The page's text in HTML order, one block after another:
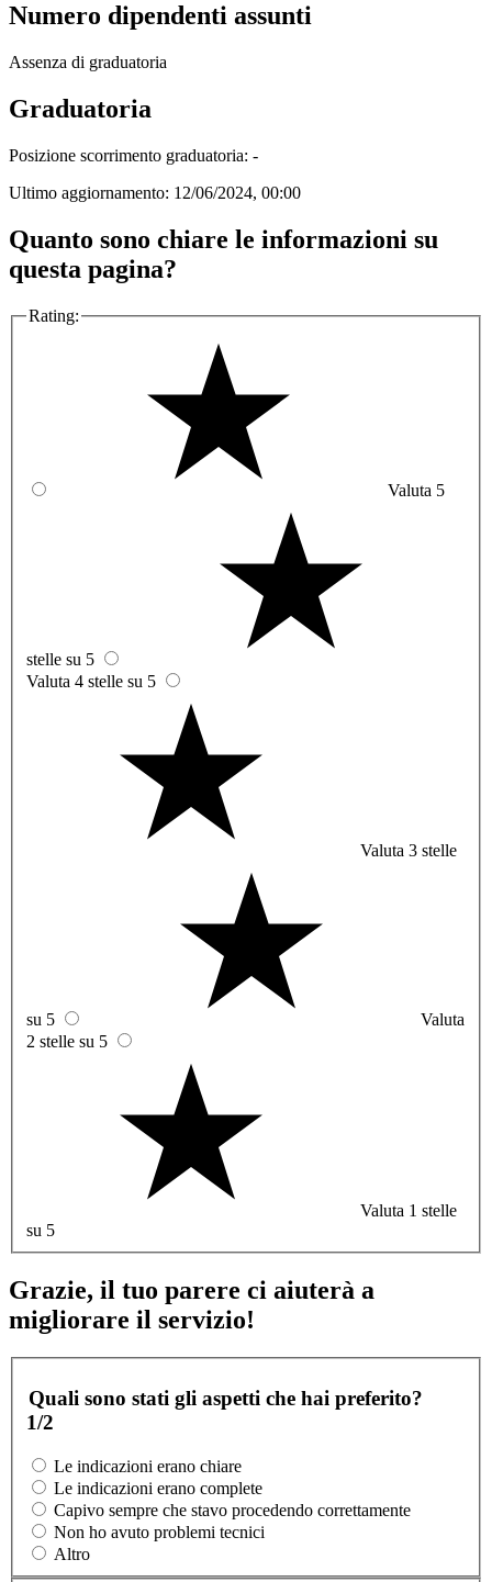
Numero dipendenti assunti
Assenza di graduatoria
Graduatoria
Posizione scorrimento graduatoria: -
Ultimo aggiornamento: 12/06/2024, 00:00
Quanto sono chiare le informazioni su
questa pagina?
Rating:
Valuta 5
stelle su 5
Valuta 4 stelle su 5
Valuta 3 stelle
su 5
Valuta
2 stelle su 5
Valuta 1 stelle
su 5
Grazie, il tuo parere ci aiuterà a
migliorare il servizio!
Quali sono stati gli aspetti che hai preferito?
1/2
Le indicazioni erano chiare
Le indicazioni erano complete
Capivo sempre che stavo procedendo correttamente
Non ho avuto problemi tecnici
Altro